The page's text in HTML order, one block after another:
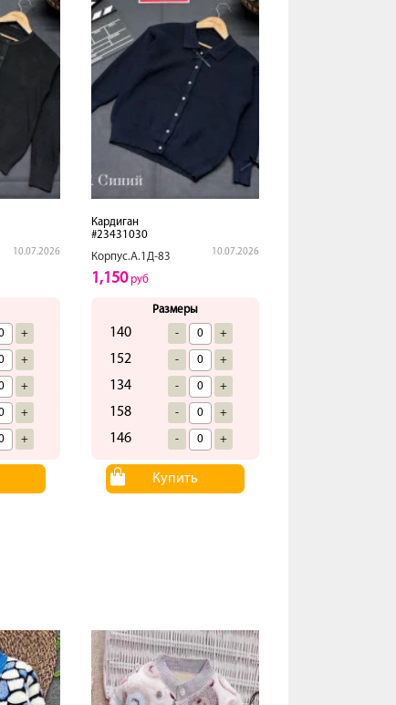
10.07.2026
+
+
+
+
+
Кардиган
#23431030
Корпус.А.1Д-83
10.07.2026
1,150руб
Размеры
140 - +
152 - +
134 - +
158 - +
146 - +
Купить